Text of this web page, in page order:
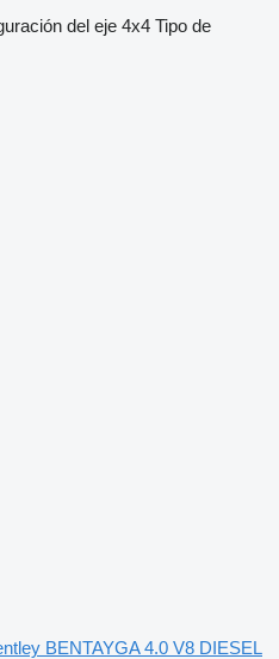
del eje 4x4 Tipo de
BENTAYGA 4.0 V8 DIESEL